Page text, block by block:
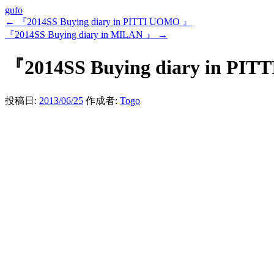
gufo
←
『2014SS Buying diary in PITTI UOMO 』
『2014SS Buying diary in MILAN 』
→
『2014SS Buying diary in
投稿日: 2013/06/25 作成者: Togo